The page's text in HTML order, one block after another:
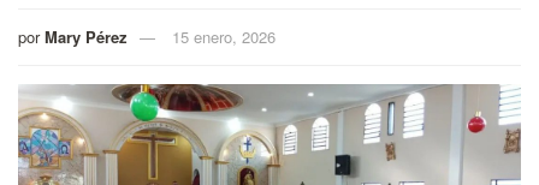
por Mary Pérez 15 enero, 2026